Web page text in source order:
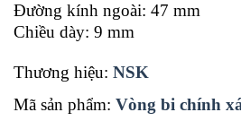
Đường kính ngoài: 47 mm
Chiều dày: 9 mm
Thương hiệu: NSK
Mã sản phẩm: Vòng bi chính